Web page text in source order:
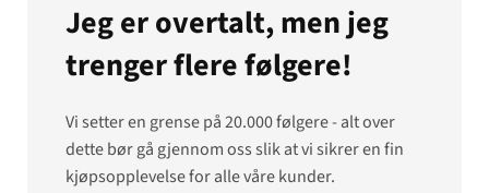
Jeg er overtalt, men jeg
trenger flere følgere!
Vi setter en grense på 20.000 følgere - alt over
dette bør gå gjennom oss slik at vi sikrer en fin
kjøpsopplevelse for alle våre kunder.